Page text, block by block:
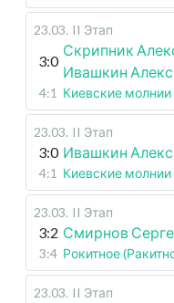
23.03. II Этап
3:0
Скрипник
Ивашкин
4:1 Киевские молнии
23.03. II Этап
3:0 Ивашкин
4:1 Киевские молнии
23.03. II Этап
3:2 Смирнов
3:4 Рокитное
23.03. II Этап